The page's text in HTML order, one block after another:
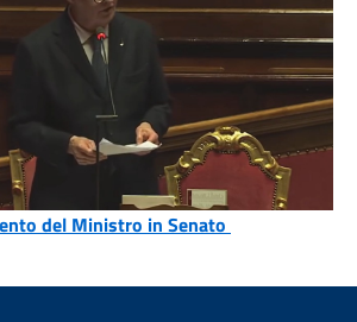
del Ministro in Senato